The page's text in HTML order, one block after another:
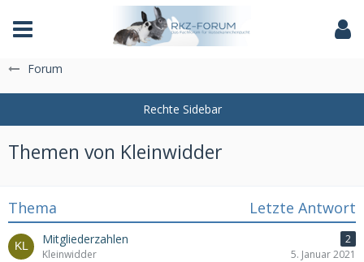
Das Fachforum der Rassekaninchenzucht
Forum
Themen von Kleinwidder
Thema Letzte Antwort
Mitgliederzahlen
2
Kleinwidder
5. Januar 2021